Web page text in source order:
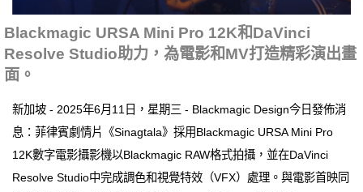
Blackmagic URSA Mini Pro 12K和DaVinci
Resolve Studio助力，為電影和MV打造精彩演出畫
面。
新加坡 - 2025年6月11日，星期三 - Blackmagic Design今日發佈消
息：菲律賓劇情片《Sinagtala》採用Blackmagic URSA Mini Pro
12K數字電影攝影機以Blackmagic RAW格式拍攝，並在DaVinci
Resolve Studio中完成調色和視覺特效（VFX）處理。與電影首映同